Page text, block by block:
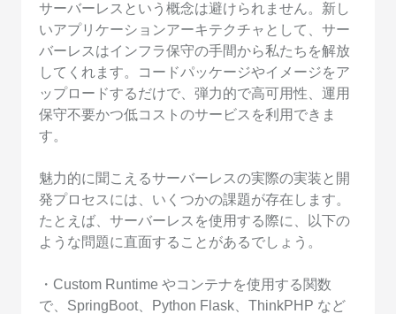
サーバーレスという概念は避けられません。新し
いアプリケーションアーキテクチャとして、サー
バーレスはインフラ保守の手間から私たちを解放
してくれます。コードパッケージやイメージをア
ップロードするだけで、弾力的で高可用性、運用
保守不要かつ低コストのサービスを利用できま
す。
魅力的に聞こえるサーバーレスの実際の実装と開
発プロセスには、いくつかの課題が存在します。
たとえば、サーバーレスを使用する際に、以下の
ような問題に直面することがあるでしょう。
・Custom Runtime やコンテナを使用する関数
で、SpringBoot、Python Flask、ThinkPHP など